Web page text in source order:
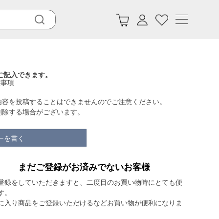
入できます。
項
を投稿することはできませんのでご注意ください。
する場合がございます。
を書く
まだご登録がお済みでないお客様
録をしていただきますと、二度目のお買い物時にとても便
。
入り商品をご登録いただけるなどお買い物が便利になりま